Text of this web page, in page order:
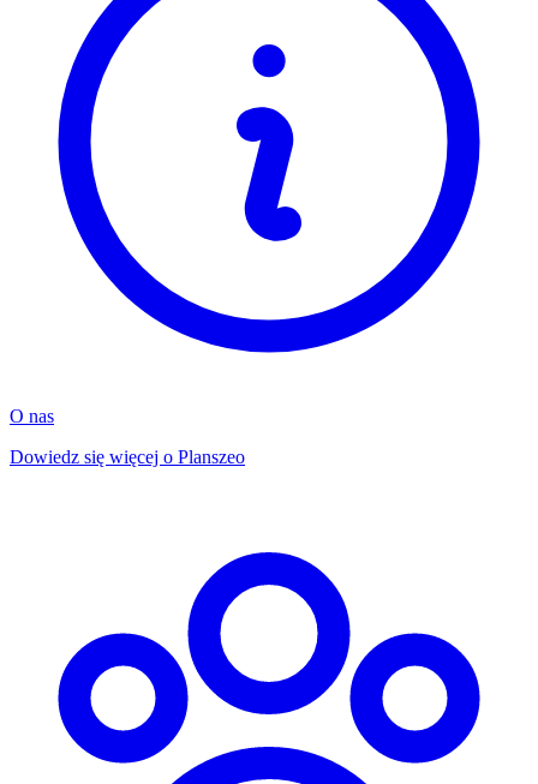
O nas
Dowiedz się więcej o Planszeo